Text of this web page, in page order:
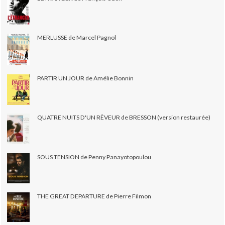
MERLUSSE de Marcel Pagnol
PARTIR UN JOUR de Amélie Bonnin
QUATRE NUITS D'UN RÊVEUR de BRESSON (version restaurée)
SOUS TENSION de Penny Panayotopoulou
THE GREAT DEPARTURE de Pierre Filmon